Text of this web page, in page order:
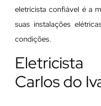
eletricista confiável é a
suas instalações
condições.
Carlos do